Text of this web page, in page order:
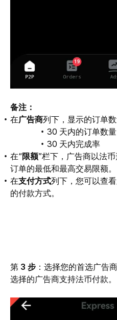
备注：
在广告商列下，显示的订单
30 天内的订单数量
30 天内完成率
在“限额”栏下，广告商以法
订单的最低和最高交易限额。
在支付方式列下，您可以查
的付款方式。
第 3 步 ：选择您的首选广告
选择的广告商支持法币付款。